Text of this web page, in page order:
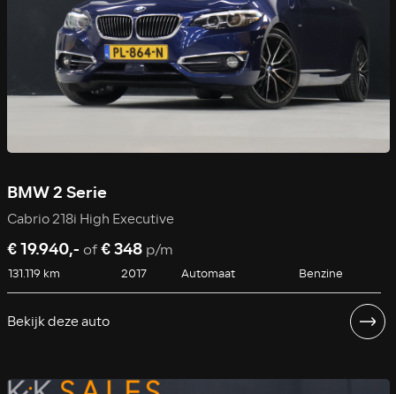
BMW 2 Serie
Cabrio 218i High Executive
€ 19.940,- of€ 348 p/m
131.119 km 2017 Automaat Benzine
Bekijk deze auto